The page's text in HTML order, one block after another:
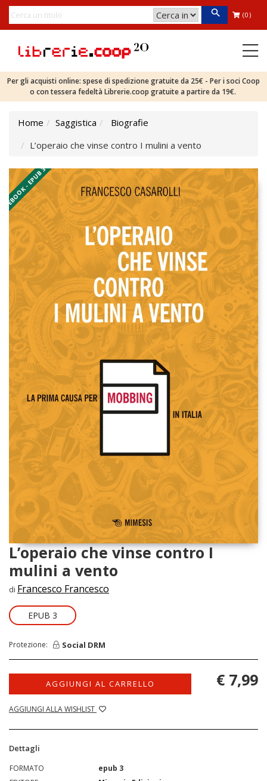
(0)
Per gli acquisti online: spese di spedizione gratuite da 25€ - Per i soci Coop
o con tessera fedeltà Librerie.coop gratuite a partire da 19€.
Home Saggistica
Biografie
L’operaio che vinse contro I mulini a vento
EBOOK - EPUB 3
L’operaio che vinse contro I
mulini a vento
di Francesco Francesco
EPUB 3
Protezione: Social DRM
AGGIUNGI AL CARRELLO
AGGIUNGI ALLA WISHLIST
€ 7,99
Dettagli
FORMATO
epub 3